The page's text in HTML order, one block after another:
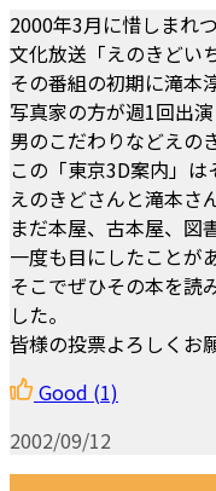
2000年3月に惜しまれ
文化放送「えのきどい
その番組の初期に滝本
写真家の方が週1回出演
男のこだわりなどえの
この「東京3D案内」
えのきどさんと滝本さ
まだ本屋、古本屋、図
一度も目にしたことが
そこでぜひその本を読
した。
皆様の投票よろしくお
Good (1)
2002/09/12